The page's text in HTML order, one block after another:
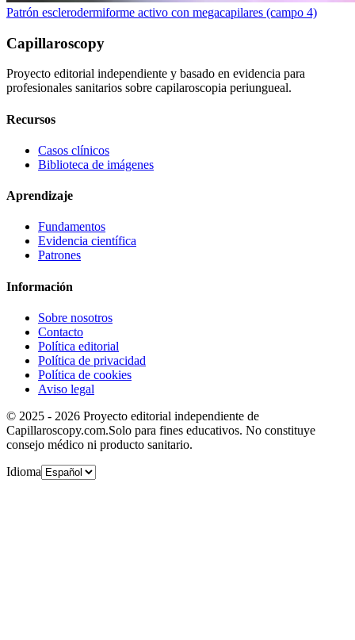
Patrón esclerodermiforme activo con megacapilares (campo 4)
Capillaroscopy
Proyecto editorial independiente y basado en evidencia para
profesionales sanitarios sobre capilaroscopia periungueal.
Recursos
Casos clínicos
Biblioteca de imágenes
Aprendizaje
Fundamentos
Evidencia científica
Patrones
Información
Sobre nosotros
Contacto
Política editorial
Política de privacidad
Política de cookies
Aviso legal
© 2025 - 2026 Proyecto editorial independiente de
Capillaroscopy.com.Solo para fines educativos. No constituye
consejo médico ni producto sanitario.
Idioma